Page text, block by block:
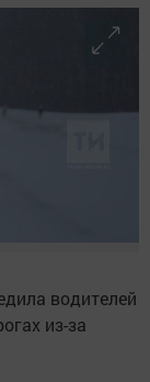
водителей
из-за